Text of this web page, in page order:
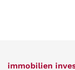
immobilien